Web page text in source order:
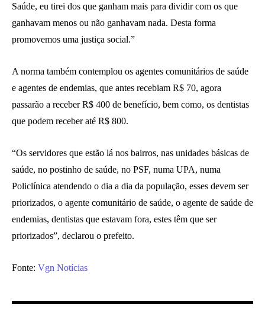
Saúde, eu tirei dos que ganham mais para dividir com os que
ganhavam menos ou não ganhavam nada. Desta forma
promovemos uma justiça social.”
A norma também contemplou os agentes comunitários de saúde
e agentes de endemias, que antes recebiam R$ 70, agora
passarão a receber R$ 400 de benefício, bem como, os dentistas
que podem receber até R$ 800.
“Os servidores que estão lá nos bairros, nas unidades básicas de
saúde, no postinho de saúde, no PSF, numa UPA, numa
Policlínica atendendo o dia a dia da população, esses devem ser
priorizados, o agente comunitário de saúde, o agente de saúde de
endemias, dentistas que estavam fora, estes têm que ser
priorizados”, declarou o prefeito.
Fonte: Vgn Notícias